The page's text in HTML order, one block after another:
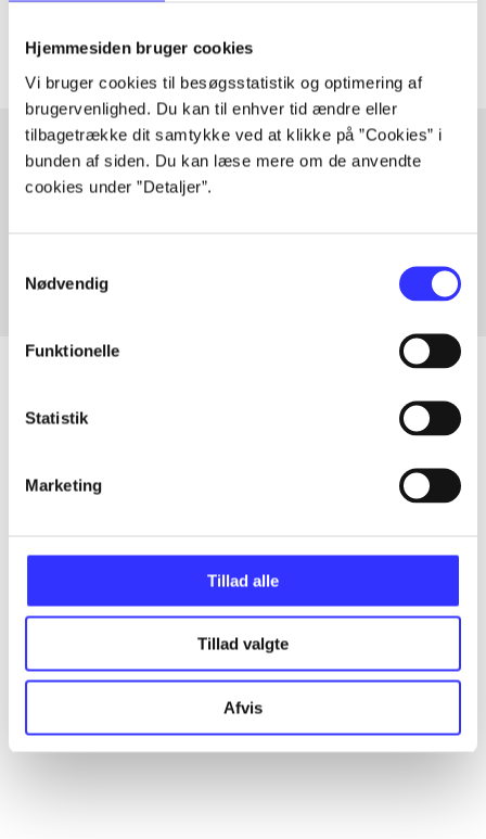
Hjemmesiden bruger cookies
Vi bruger cookies til besøgsstatistik og optimering af
brugervenlighed. Du kan til enhver tid ændre eller
tilbagetrække dit samtykke ved at klikke på ”Cookies” i
bunden af siden. Du kan læse mere om de anvendte
cookies under ”Detaljer”.
Nødvendig
Funktionelle
Statistik
Marketing
Tillad alle
Tillad valgte
Afvis
Artiklerne i handler ofte om
Artikler med samme emner
...
...